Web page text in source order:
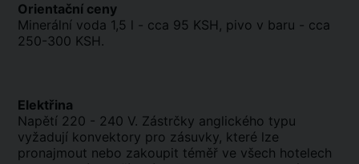
Orientační ceny
Minerální voda 1,5 l - cca 95 KSH, pivo v baru - cca
250-300 KSH.
Elektřina
Napětí 220 - 240 V. Zástrčky anglického typu
vyžadují konvektory pro zásuvky, které lze
pronajmout nebo zakoupit téměř ve všech hotelech